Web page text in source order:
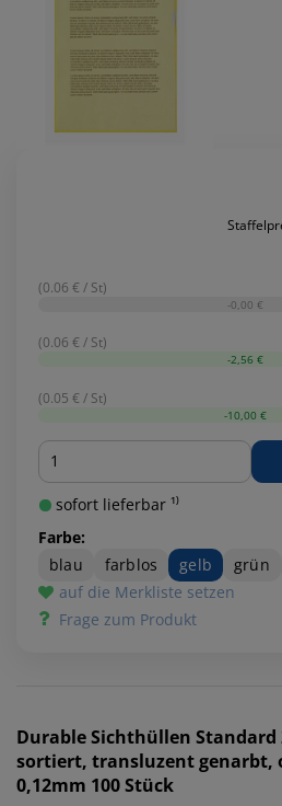
(0.06 € / St)
-0,00 €
(0.06 € / St)
-2,56 €
(0.05 € / St)
-10,00 €
Menge
sofort lieferbar ¹⁾
Farbe:
blau
farblos gelb grün
auf die Merkliste setzen
Frage zum Produkt
DurableSichthüllen Standard
sortiert, transluzent genarbt,
0,12mm 100 Stück